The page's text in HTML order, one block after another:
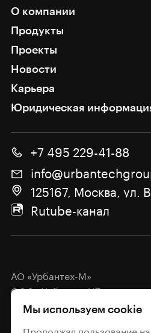
О компании
Продукты
Проекты
Новости
Карьера
Юридическая
+7 495 229-41-88
125167, Москва, ул.
Rutube-канал
АО «Урбантех-М»
ООО «Урбантех-ИТ»
Политика обработки
персональных данных
Мы используем cookie